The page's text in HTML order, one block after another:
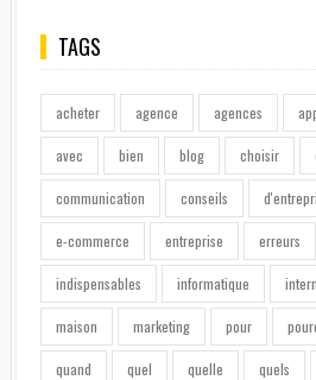
TAGS
acheter agence agences
avec bien blog choisir
communication conseils
e-commerce entreprise erreurs
indispensables informatique
maison marketing pour
quand quel quelle quels